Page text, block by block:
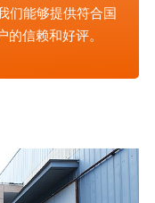
们能够提供符合国
信赖和好评。